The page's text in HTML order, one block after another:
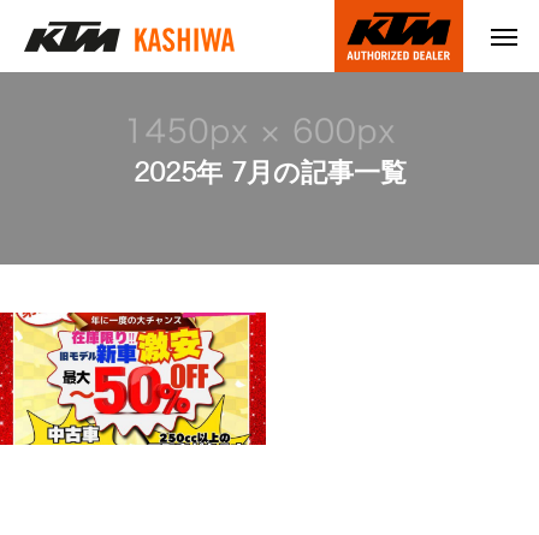
2025年 7月の記事一覧